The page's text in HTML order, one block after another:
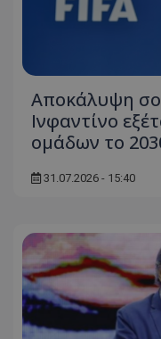
Αποκάλυψη
Ινφαντίνο
ομάδων το
31.07.2026 - 15:40